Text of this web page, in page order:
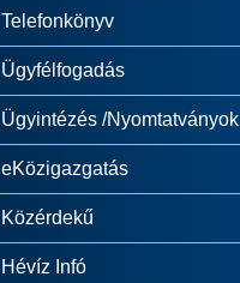
Telefonkönyv
Ügyfélfogadás
Ügyintézés /Nyomtatványok
eKözigazgatás
Közérdekű
Hévíz Infó